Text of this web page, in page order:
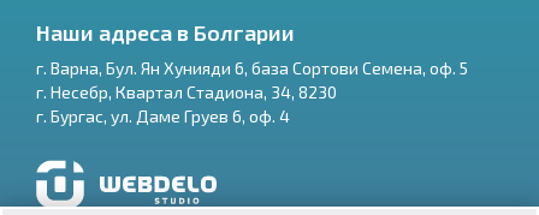
$
Наши адреса в Болгарии
г. Варна, Бул. Ян Хунияди 6, база Сортови Семена, оф. 5
г. Несебр, Квартал Стадиона, 34, 8230
г. Бургас, ул. Даме Груев 6, оф. 4